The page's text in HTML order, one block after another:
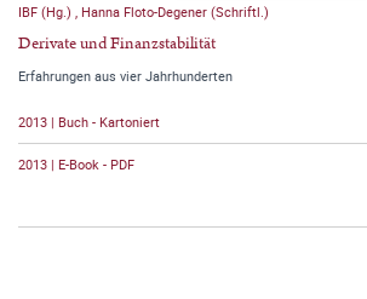
IBF (Hg.) Hanna Floto-Degener (Schriftl.)
Derivate und Finanzstabilität
Erfahrungen aus vier Jahrhunderten
2013 | Buch - Kartoniert
2013 | E-Book - PDF